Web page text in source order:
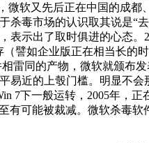
软又先后正在中国的成
毒市场的认识取其说是“
示出了取时俱进的心态。
譬如企业版正在相当长的
雷同的产物，微软就颁布
易近的上彀门槛。明显不
7下一般运转，2005年，
可能被裁减。微软杀毒软